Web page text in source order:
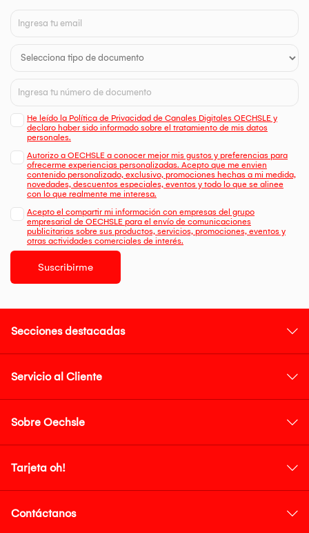
He leído la Política de Privacidad de Canales Digitales OECHSLE y
declaro haber sido informado sobre el tratamiento de mis datos
personales.
Autorizo a OECHSLE a conocer mejor mis gustos y preferencias para
ofrecerme experiencias personalizadas. Acepto que me envien
contenido personalizado, exclusivo, promociones hechas a mi medida,
novedades, descuentos especiales, eventos y todo lo que se alinee
con lo que realmente me interesa.
Acepto el compartir mi información con empresas del grupo
empresarial de OECHSLE para el envío de comunicaciones
publicitarias sobre sus productos, servicios, promociones, eventos y
otras actividades comerciales de interés.
Suscribirme
Secciones destacadas
Servicio al Cliente
Sobre Oechsle
Tarjeta oh!
Contáctanos